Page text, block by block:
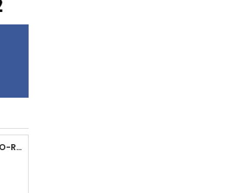
GRIPSTER ALU + O-RING